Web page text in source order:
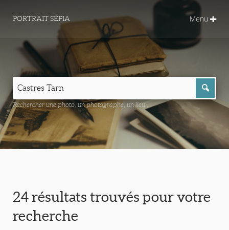
PORTRAIT SÉPIA Menu
Rechercher une photo, un photographe, un lieu...
24 résultats trouvés pour votre
recherche